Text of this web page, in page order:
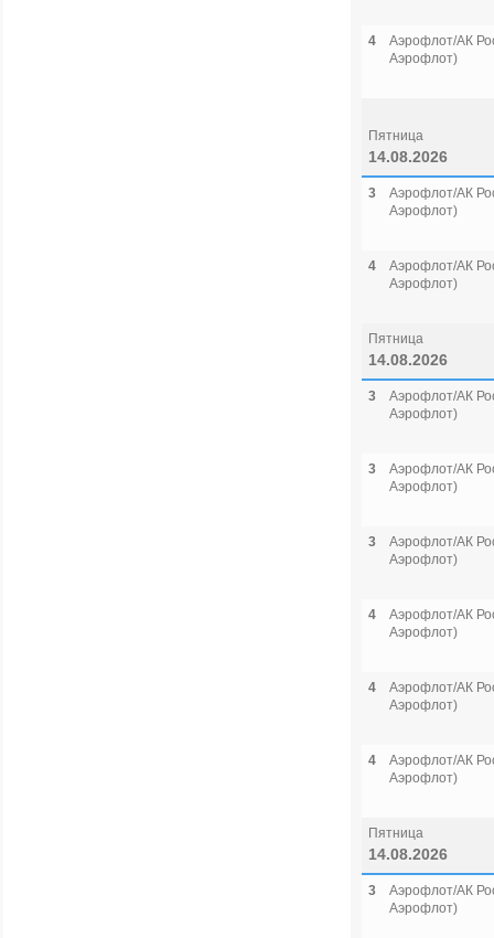
4
Аэрофлот/АК
Аэрофлот)
Пятница
14.08.2026
3
Аэрофлот/АК
Аэрофлот)
4
Аэрофлот/АК
Аэрофлот)
Пятница
14.08.2026
3
Аэрофлот/АК
Аэрофлот)
3
Аэрофлот/АК
Аэрофлот)
3
Аэрофлот/АК
Аэрофлот)
4
Аэрофлот/АК
Аэрофлот)
4
Аэрофлот/АК
Аэрофлот)
4
Аэрофлот/АК
Аэрофлот)
Пятница
14.08.2026
3
Аэрофлот/АК
Аэрофлот)